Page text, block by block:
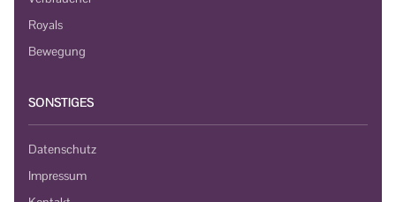
Royals
Bewegung
SONSTIGES
Datenschutz
Impressum